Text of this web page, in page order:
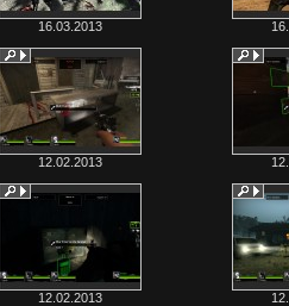
16.03.2013
12.02.2013
12.02.2013